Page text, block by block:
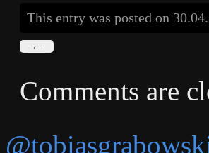
This entry was posted on
←
Comments are